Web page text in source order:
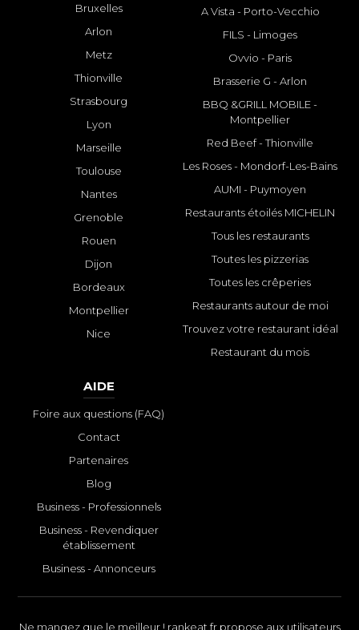
Bruxelles
Arlon
Metz
Thionville
Strasbourg
Lyon
Marseille
Toulouse
Nantes
Grenoble
Rouen
Dijon
Bordeaux
Montpellier
Nice
A Vista - Porto-Vecchio
FILS - Limoges
Ovvio - Paris
Brasserie G - Arlon
BBQ &GRILL MOBILE -
Montpellier
Red Beef - Thionville
Les Roses - Mondorf-Les-Bains
AUMI - Puymoyen
Restaurants étoilés MICHELIN
Tous les restaurants
Toutes les pizzerias
Toutes les crêperies
Restaurants autour de moi
Trouvez votre restaurant idéal
Restaurant du mois
AIDE
Foire aux questions (FAQ)
Contact
Partenaires
Blog
Business - Professionnels
Business - Revendiquer
établissement
Business - Annonceurs
Ne mangez que le meilleur ! rankeat.fr propose aux utilisateurs